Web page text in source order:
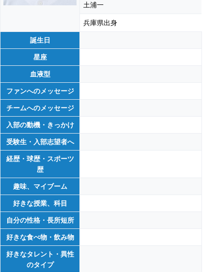
土浦一
兵庫県出身
誕生日
星座
血液型
ファンへのメッセージ
チームへのメッセージ
入部の動機・きっかけ
受験生・入部志望者へ
経歴・球歴・スポーツ
歴
趣味、マイブーム
好きな授業、科目
自分の性格・長所短所
好きな食べ物・飲み物
好きなタレント・異性
のタイプ